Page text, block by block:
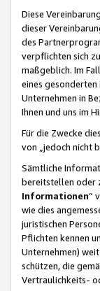
Diese
dieser
des
verpflichten sich
maßgeblich. Im
eines
Unternehmen in
Ihnen und uns im
Für die Zwecke
von „jedoch nicht
Sämtliche
bereitstellen oder
Informationen“
wie dies
juristischen
Pflichten kennen
Unternehmen)
schützen, die
Vertraulichkeits-